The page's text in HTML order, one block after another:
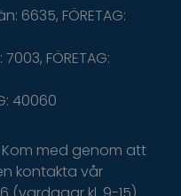
6635, FÖRETAG:
FÖRETAG:
40060
med genom att
kontakta vår